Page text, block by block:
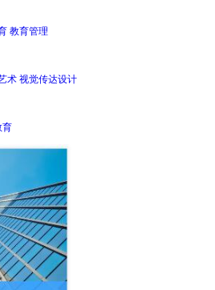
教育管理
术 视觉传达设计
育